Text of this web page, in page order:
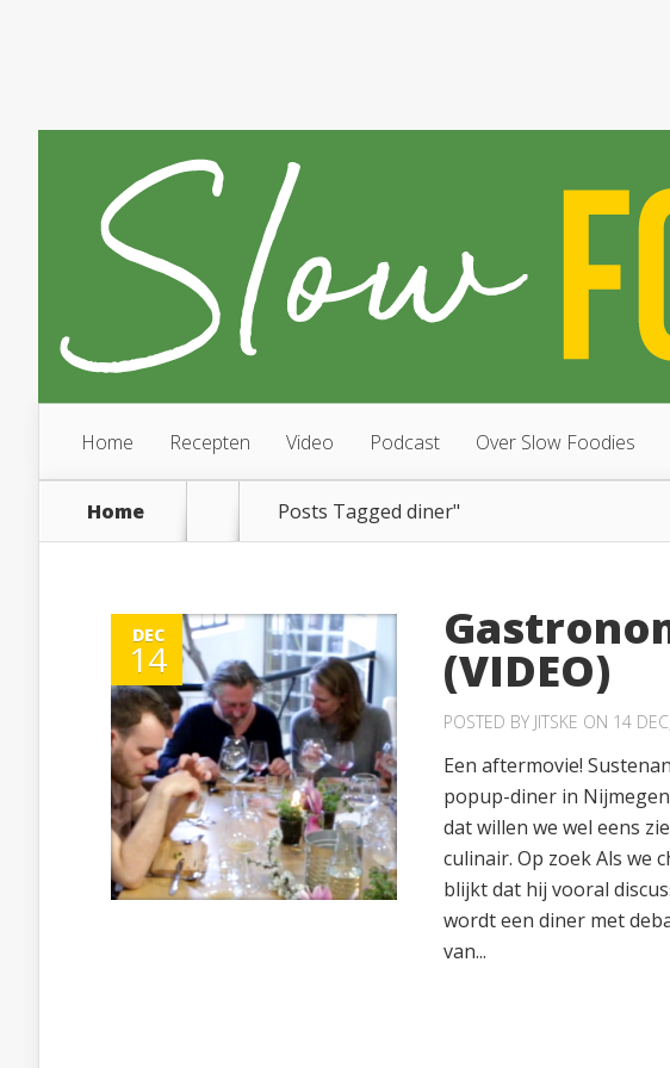
Home Recepten Video Podcast Over Slow Foodies
Home Posts Tagged diner"
DEC
14 (VIDEO)
POSTED BY JITSKE ON 14
Een aftermovie!
popup-diner in
dat willen we wel eens
culinair. Op zoek Als we
blijkt dat hij vooral
wordt een diner met
van...